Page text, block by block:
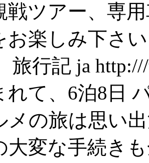
戦ツアー、専
お楽しみ下さ
旅行記 ja
れて、6泊8日
メの旅は思い
大変な手続き